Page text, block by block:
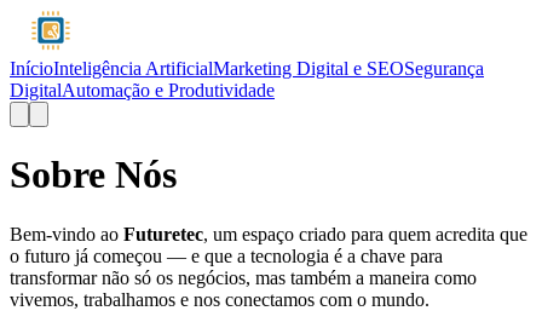
InícioInteligência ArtificialMarketing Digital e SEOSegurança
DigitalAutomação e Produtividade
Sobre Nós
Bem-vindo ao Futuretec, um espaço criado para quem acredita que
o futuro já começou — e que a tecnologia é a chave para
transformar não só os negócios, mas também a maneira como
vivemos, trabalhamos e nos conectamos com o mundo.